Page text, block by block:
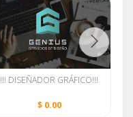
!!! DISEÑADOR GRÁFICO!!!
$ 0.00